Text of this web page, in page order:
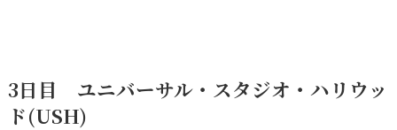
3日目 ユニバーサル・スタジオ・ハリウッ
ド(USH)